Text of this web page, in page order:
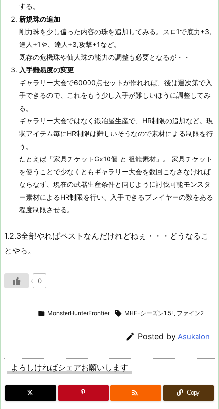
する。
新規珠の追加
剛力珠を少し偏った内容の珠を追加してみる。スロ1で底力+3,
達人+1や、達人+3,攻撃+1など。
既存の危機珠や仙人珠の能力の調整も必要となるが・・
入手難易度の変更
ギャラリー大会で60000点セットが作れれば、後は運次第で入
手できるので、これをもう少し入手が難しいほうに調整してみ
る。
ギャラリー大会ではなく鍛冶屋生産で、HR制限の追加など。現
状アイテム毎にHR制限は難しいそうなので素材による制限を行
う。
たとえば「家具チケットGx10個 と 祖龍素材」。 家具チケット
を使うことで少なくともギャラリー大会を数回こなさなければ
ならなず、現在の武器生産条件と同じように討伐可能モンスタ
ー素材によるHR制限を行い、入手できるプレイヤーの数をある
程度制限させる。
1.2.3全部やればベストなんだけれどねぇ・・・どうなるこ
とやら。
0
 MonsterHunterFrontier  MHF-シーズン1.5リファイン2
 Posted by Asukalon
よろしければシェアお願いします
 Copy